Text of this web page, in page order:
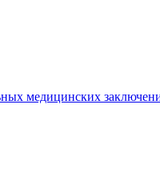
медицинских